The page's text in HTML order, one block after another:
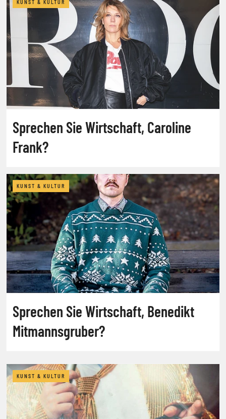
KUNST & KULTUR
Sprechen Sie Wirtschaft, Caroline
Frank?
KUNST & KULTUR
Sprechen Sie Wirtschaft, Benedikt
Mitmannsgruber?
KUNST & KULTUR